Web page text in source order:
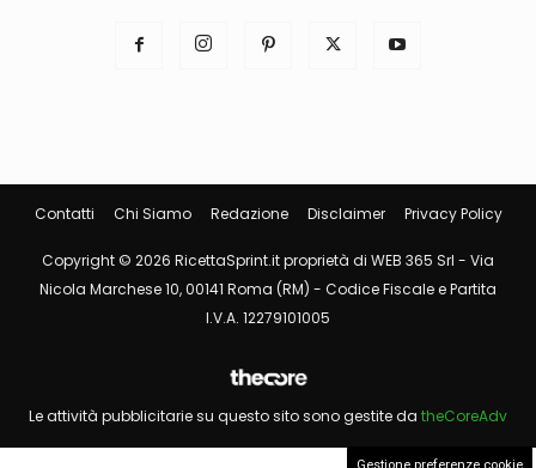
Contatti Chi Siamo Redazione Disclaimer Privacy Policy
Copyright © 2026 RicettaSprint.it proprietà di WEB 365 Srl - Via
Nicola Marchese 10, 00141 Roma (RM) - Codice Fiscale e Partita
I.V.A. 12279101005
Le attività pubblicitarie su questo sito sono gestite da theCoreAdv